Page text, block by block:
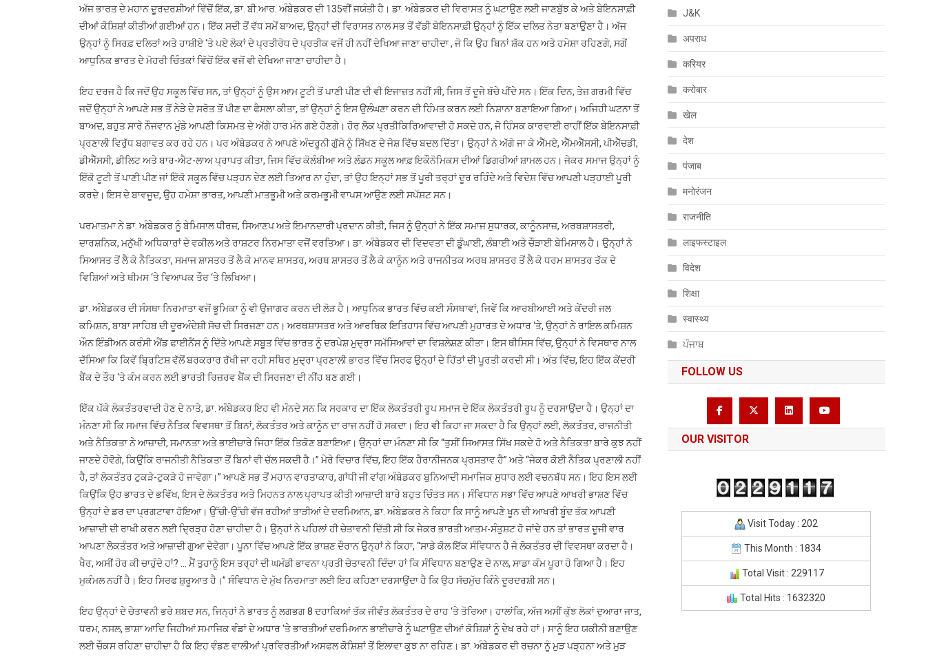
ਭਾਰਤੀ
ਅੰਤਿਮ’:
ਡਾ.
ਦੂਰਦਰਸ਼ੀ
ਸੁਧਾਰਕ*
ਅੱਜ ਭਾਰਤ ਦੇ ਮਹਾਨ ਦੂਰਦਰਸ਼ੀਆਂ ਵਿੱਚੋਂ ਇੱਕ, ਡਾ. ਬੀ.ਆਰ. ਅੰਬੇਡਕਰ ਦੀ 135ਵੀਂ ਜਯੰਤੀ ਹੈ। ਡਾ. ਅੰਬੇਡਕਰ ਦੀ ਵਿਰਾਸਤ ਨੂੰ ਘਟਾਉਣ ਲਈ ਜਾਣਬੁੱਝ ਕੇ ਅਤੇ ਬੇਇਨਸਾਫ਼ੀ
ਦੀਆਂ ਕੋਸ਼ਿਸ਼ਾਂ ਕੀਤੀਆਂ ਗਈਆਂ ਹਨ। ਇੱਕ ਸਦੀ ਤੋਂ ਵੱਧ ਸਮੇਂ ਬਾਅਦ, ਉਨ੍ਹਾਂ ਦੀ ਵਿਰਾਸਤ ਨਾਲ ਸਭ ਤੋਂ ਵੱਡੀ ਬੇਇਨਸਾਫ਼ੀ ਉਨ੍ਹਾਂ ਨੂੰ ਇੱਕ ਦਲਿਤ ਨੇਤਾ ਬਣਾਉਣਾ ਹੈ। ਅੱਜ
ਉਨ੍ਹਾਂ ਨੂੰ ਸਿਰਫ਼ ਦਲਿਤਾਂ ਅਤੇ ਹਾਸ਼ੀਏ ‘ਤੇ ਪਏ ਲੋਕਾਂ ਦੇ ਪ੍ਰਤੀਰੋਧ ਦੇ ਪ੍ਰਤੀਕ ਵਜੋਂ ਹੀ ਨਹੀਂ ਦੇਖਿਆ ਜਾਣਾ ਚਾਹੀਦਾ , ਜੋ ਕਿ ਉਹ ਬਿਨਾਂ ਸ਼ੱਕ ਹਨ ਅਤੇ ਹਮੇਸ਼ਾ ਰਹਿਣਗੇ, ਸਗੋਂ
ਆਧੁਨਿਕ ਭਾਰਤ ਦੇ ਮੋਹਰੀ ਚਿੰਤਕਾਂ ਵਿੱਚੋਂ ਇੱਕ ਵਜੋਂ ਵੀ ਦੇਖਿਆ ਜਾਣਾ ਚਾਹੀਦਾ ਹੈ।
ਇਹ ਦਰਜ ਹੈ ਕਿ ਜਦੋਂ ਉਹ ਸਕੂਲ ਵਿੱਚ ਸਨ, ਤਾਂ ਉਨ੍ਹਾਂ ਨੂੰ ਉਸ ਆਮ ਟੂਟੀ ਤੋਂ ਪਾਣੀ ਪੀਣ ਦੀ ਵੀ ਇਜਾਜ਼ਤ ਨਹੀਂ ਸੀ, ਜਿਸ ਤੋਂ ਦੂਜੇ ਬੱਚੇ ਪੀਂਦੇ ਸਨ। ਇੱਕ ਦਿਨ, ਤੇਜ਼ ਗਰਮੀ ਵਿੱਚ
ਜਦੋਂ ਉਨ੍ਹਾਂ ਨੇ ਆਪਣੇ ਸਭ ਤੋਂ ਨੇੜੇ ਦੇ ਸਰੋਤ ਤੋਂ ਪੀਣ ਦਾ ਫੈਸਲਾ ਕੀਤਾ, ਤਾਂ ਉਨ੍ਹਾਂ ਨੂੰ ਇਸ ਉਲੰਘਣਾ ਕਰਨ ਦੀ ਹਿੰਮਤ ਕਰਨ ਲਈ ਨਿਸ਼ਾਨਾ ਬਣਾਇਆ ਗਿਆ। ਅਜਿਹੀ ਘਟਨਾ ਤੋਂ
ਬਾਅਦ, ਬਹੁਤ ਸਾਰੇ ਨੌਜਵਾਨ ਮੁੰਡੇ ਆਪਣੀ ਕਿਸਮਤ ਦੇ ਅੱਗੇ ਹਾਰ ਮੰਨ ਗਏ ਹੋਣਗੇ। ਹੋਰ ਲੋਕ ਪ੍ਰਤੀਕਿਰਿਆਵਾਦੀ ਹੋ ਸਕਦੇ ਹਨ, ਜੋ ਹਿੰਸਕ ਕਾਰਵਾਈ ਰਾਹੀਂ ਇੱਕ ਬੇਇਨਸਾਫ਼ੀ
ਪ੍ਰਣਾਲੀ ਵਿਰੁੱਧ ਬਗਾਵਤ ਕਰ ਰਹੇ ਹਨ। ਪਰ ਅੰਬੇਡਕਰ ਨੇ ਆਪਣੇ ਅੰਦਰੂਨੀ ਗੁੱਸੇ ਨੂੰ ਸਿੱਖਣ ਦੇ ਜੋਸ਼ ਵਿੱਚ ਬਦਲ ਦਿੱਤਾ। ਉਨ੍ਹਾਂ ਨੇ ਅੱਗੇ ਜਾ ਕੇ ਐੱਮਏ, ਐੱਮਐੱਸਸੀ, ਪੀਐੱਚਡੀ,
ਡੀਐੱਸਸੀ, ਡੀਲਿਟ ਅਤੇ ਬਾਰ-ਐਟ-ਲਾਅ ਪ੍ਰਾਪਤ ਕੀਤਾ, ਜਿਸ ਵਿੱਚ ਕੋਲੰਬੀਆ ਅਤੇ ਲੰਡਨ ਸਕੂਲ ਆਫ਼ ਇਕੌਨੋਮਿਕਸ ਦੀਆਂ ਡਿਗਰੀਆਂ ਸ਼ਾਮਲ ਹਨ। ਜੇਕਰ ਸਮਾਜ ਉਨ੍ਹਾਂ ਨੂੰ
ਇੱਕੋ ਟੂਟੀ ਤੋਂ ਪਾਣੀ ਪੀਣ ਜਾਂ ਇੱਕੋ ਸਕੂਲ ਵਿੱਚ ਪੜ੍ਹਨ ਦੇਣ ਲਈ ਤਿਆਰ ਨਾ ਹੁੰਦਾ, ਤਾਂ ਉਹ ਇਨ੍ਹਾਂ ਸਭ ਤੋਂ ਪੂਰੀ ਤਰ੍ਹਾਂ ਦੂਰ ਰਹਿੰਦੇ ਅਤੇ ਵਿਦੇਸ਼ ਵਿੱਚ ਆਪਣੀ ਪੜ੍ਹਾਈ ਪੂਰੀ
ਕਰਦੇ। ਇਸ ਦੇ ਬਾਵਜੂਦ, ਉਹ ਹਮੇਸ਼ਾ ਭਾਰਤ, ਆਪਣੀ ਮਾਤਭੂਮੀ ਅਤੇ ਕਰਮਭੂਮੀ ਵਾਪਸ ਆਉਣ ਲਈ ਸਪੱਸ਼ਟ ਸਨ।
ਪਰਮਾਤਮਾ ਨੇ ਡਾ. ਅੰਬੇਡਕਰ ਨੂੰ ਬੇਮਿਸਾਲ ਧੀਰਜ, ਸਿਆਣਪ ਅਤੇ ਇਮਾਨਦਾਰੀ ਪ੍ਰਦਾਨ ਕੀਤੀ, ਜਿਸ ਨੂੰ ਉਨ੍ਹਾਂ ਨੇ ਇੱਕ ਸਮਾਜ ਸੁਧਾਰਕ, ਕਾਨੂੰਨਸਾਜ਼, ਅਰਥਸ਼ਾਸਤਰੀ,
ਦਾਰਸ਼ਨਿਕ, ਮਨੁੱਖੀ ਅਧਿਕਾਰਾਂ ਦੇ ਵਕੀਲ ਅਤੇ ਰਾਸ਼ਟਰ ਨਿਰਮਾਤਾ ਵਜੋਂ ਵਰਤਿਆ। ਡਾ. ਅੰਬੇਡਕਰ ਦੀ ਵਿਦਵਤਾ ਦੀ ਡੂੰਘਾਈ, ਲੰਬਾਈ ਅਤੇ ਚੌੜਾਈ ਬੇਮਿਸਾਲ ਹੈ। ਉਨ੍ਹਾਂ ਨੇ
ਸਿਆਸਤ ਤੋਂ ਲੈ ਕੇ ਨੈਤਿਕਤਾ, ਸਮਾਜ ਸ਼ਾਸਤਰ ਤੋਂ ਲੈ ਕੇ ਮਾਨਵ ਸ਼ਾਸਤਰ, ਅਰਥ ਸ਼ਾਸਤਰ ਤੋਂ ਲੈ ਕੇ ਕਾਨੂੰਨ ਅਤੇ ਰਾਜਨੀਤਕ ਅਰਥ ਸ਼ਾਸਤਰ ਤੋਂ ਲੈ ਕੇ ਧਰਮ ਸ਼ਾਸਤਰ ਤੱਕ ਦੇ
ਵਿਸ਼ਿਆਂ ਅਤੇ ਥੀਮਸ ‘ਤੇ ਵਿਆਪਕ ਤੌਰ ‘ਤੇ ਲਿਖਿਆ।
ਡਾ. ਅੰਬੇਡਕਰ ਦੀ ਸੰਸਥਾ ਨਿਰਮਾਤਾ ਵਜੋਂ ਭੂਮਿਕਾ ਨੂੰ ਵੀ ਉਜਾਗਰ ਕਰਨ ਦੀ ਲੋੜ ਹੈ। ਆਧੁਨਿਕ ਭਾਰਤ ਵਿੱਚ ਕਈ ਸੰਸਥਾਵਾਂ, ਜਿਵੇਂ ਕਿ ਆਰਬੀਆਈ ਅਤੇ ਕੇਂਦਰੀ ਜਲ
ਕਮਿਸ਼ਨ, ਬਾਬਾ ਸਾਹਿਬ ਦੀ ਦੂਰਅੰਦੇਸ਼ੀ ਸੋਚ ਦੀ ਸਿਰਜਣਾ ਹਨ। ਅਰਥਸ਼ਾਸਤਰ ਅਤੇ ਆਰਥਿਕ ਇਤਿਹਾਸ ਵਿੱਚ ਆਪਣੀ ਮੁਹਾਰਤ ਦੇ ਅਧਾਰ ‘ਤੇ, ਉਨ੍ਹਾਂ ਨੇ ਰਾਇਲ ਕਮਿਸ਼ਨ
ਔਨ ਇੰਡੀਅਨ ਕਰੰਸੀ ਐਂਡ ਫਾਈਨੈਂਸ ਨੂੰ ਦਿੱਤੇ ਆਪਣੇ ਸਬੂਤ ਵਿੱਚ ਭਾਰਤ ਨੂੰ ਦਰਪੇਸ਼ ਮੁਦ੍ਰਾ ਸਮੱਸਿਆਵਾਂ ਦਾ ਵਿਸ਼ਲੇਸ਼ਣ ਕੀਤਾ। ਇਸ ਥੀਸਿਸ ਵਿੱਚ, ਉਨ੍ਹਾਂ ਨੇ ਵਿਸਥਾਰ ਨਾਲ
ਦੱਸਿਆ ਕਿ ਕਿਵੇਂ ਬ੍ਰਿਟਿਸ਼ ਵੱਲੋਂ ਬਰਕਰਾਰ ਰੱਖੀ ਜਾ ਰਹੀ ਸਥਿਰ ਮੁਦ੍ਰਾ ਪ੍ਰਣਾਲੀ ਭਾਰਤ ਵਿੱਚ ਸਿਰਫ ਉਨ੍ਹਾਂ ਦੇ ਹਿੱਤਾਂ ਦੀ ਪੂਰਤੀ ਕਰਦੀ ਸੀ। ਅੰਤ ਵਿੱਚ, ਇਹ ਇੱਕ ਕੇਂਦਰੀ
ਬੈਂਕ ਦੇ ਤੌਰ ‘ਤੇ ਕੰਮ ਕਰਨ ਲਈ ਭਾਰਤੀ ਰਿਜ਼ਰਵ ਬੈਂਕ ਦੀ ਸਿਰਜਣਾ ਦੀ ਨੀਂਹ ਬਣ ਗਈ।
ਇੱਕ ਪੱਕੇ ਲੋਕਤੰਤਰਵਾਦੀ ਹੋਣ ਦੇ ਨਾਤੇ, ਡਾ. ਅੰਬੇਡਕਰ ਇਹ ਵੀ ਮੰਨਦੇ ਸਨ ਕਿ ਸਰਕਾਰ ਦਾ ਇੱਕ ਲੋਕਤੰਤਰੀ ਰੂਪ ਸਮਾਜ ਦੇ ਇੱਕ ਲੋਕਤੰਤਰੀ ਰੂਪ ਨੂੰ ਦਰਸਾਉਂਦਾ ਹੈ। ਉਨ੍ਹਾਂ ਦਾ
ਮੰਨਣਾ ਸੀ ਕਿ ਸਮਾਜ ਵਿੱਚ ਨੈਤਿਕ ਵਿਵਸਥਾ ਤੋਂ ਬਿਨਾਂ, ਲੋਕਤੰਤਰ ਅਤੇ ਕਾਨੂੰਨ ਦਾ ਰਾਜ ਨਹੀਂ ਹੋ ਸਕਦਾ। ਇਹ ਵੀ ਕਿਹਾ ਜਾ ਸਕਦਾ ਹੈ ਕਿ ਉਨ੍ਹਾਂ ਲਈ, ਲੋਕਤੰਤਰ, ਰਾਜਨੀਤੀ
ਅਤੇ ਨੈਤਿਕਤਾ ਨੇ ਆਜ਼ਾਦੀ, ਸਮਾਨਤਾ ਅਤੇ ਭਾਈਚਾਰੇ ਜਿਹਾ ਇੱਕ ਤਿਕੋਣ ਬਣਾਇਆ। ਉਨ੍ਹਾਂ ਦਾ ਮੰਨਣਾ ਸੀ ਕਿ “ਤੁਸੀਂ ਸਿਆਸਤ ਸਿੱਖ ਸਕਦੇ ਹੋ ਅਤੇ ਨੈਤਿਕਤਾ ਬਾਰੇ ਕੁਝ ਨਹੀਂ
ਜਾਣਦੇ ਹੋਵੋਗੇ, ਕਿਉਂਕਿ ਰਾਜਨੀਤੀ ਨੈਤਿਕਤਾ ਤੋਂ ਬਿਨਾਂ ਵੀ ਚੱਲ ਸਕਦੀ ਹੈ।” ਮੇਰੇ ਵਿਚਾਰ ਵਿੱਚ, ਇਹ ਇੱਕ ਹੈਰਾਨੀਜਨਕ ਪ੍ਰਸਤਾਵ ਹੈ” ਅਤੇ “ਜੇਕਰ ਕੋਈ ਨੈਤਿਕ ਪ੍ਰਣਾਲੀ ਨਹੀਂ
ਹੈ, ਤਾਂ ਲੋਕਤੰਤਰ ਟੁਕੜੇ-ਟੁਕੜੇ ਹੋ ਜਾਵੇਗਾ।” ਆਪਣੇ ਸਭ ਤੋਂ ਮਹਾਨ ਵਾਰਤਾਕਾਰ, ਗਾਂਧੀ ਜੀ ਵਾਂਗ ਅੰਬੇਡਕਰ ਬੁਨਿਆਦੀ ਸਮਾਜਿਕ ਸੁਧਾਰ ਲਈ ਵਚਨਬੱਧ ਸਨ। ਇਹ ਇਸ ਲਈ
ਕਿਉਂਕਿ ਉਹ ਭਾਰਤ ਦੇ ਭਵਿੱਖ, ਇਸ ਦੇ ਲੋਕਤੰਤਰ ਅਤੇ ਮਿਹਨਤ ਨਾਲ ਪ੍ਰਾਪਤ ਕੀਤੀ ਆਜ਼ਾਦੀ ਬਾਰੇ ਬਹੁਤ ਚਿੰਤਤ ਸਨ। ਸੰਵਿਧਾਨ ਸਭਾ ਵਿੱਚ ਆਪਣੇ ਆਖਰੀ ਭਾਸ਼ਣ ਵਿੱਚ
ਉਨ੍ਹਾਂ ਦੇ ਡਰ ਦਾ ਪ੍ਰਗਟਾਵਾ ਹੋਇਆ। ਉੱਚੀ-ਉੱਚੀ ਵੱਜ ਰਹੀਆਂ ਤਾੜੀਆਂ ਦੇ ਦਰਮਿਆਨ, ਡਾ. ਅੰਬੇਡਕਰ ਨੇ ਕਿਹਾ ਕਿ ਸਾਨੂੰ ਆਪਣੇ ਖੂਨ ਦੀ ਆਖਰੀ ਬੂੰਦ ਤੱਕ ਆਪਣੀ
ਆਜ਼ਾਦੀ ਦੀ ਰਾਖੀ ਕਰਨ ਲਈ ਦ੍ਰਿੜ੍ਹ ਹੋਣਾ ਚਾਹੀਦਾ ਹੈ। ਉਨ੍ਹਾਂ ਨੇ ਪਹਿਲਾਂ ਹੀ ਚੇਤਾਵਨੀ ਦਿੱਤੀ ਸੀ ਕਿ ਜੇਕਰ ਭਾਰਤੀ ਆਤਮ-ਸੰਤੁਸ਼ਟ ਹੋ ਜਾਂਦੇ ਹਨ ਤਾਂ ਭਾਰਤ ਦੂਜੀ ਵਾਰ
ਆਪਣਾ ਲੋਕਤੰਤਰ ਅਤੇ ਆਜ਼ਾਦੀ ਗੁਆ ਦੇਵੇਗਾ। ਪੂਨਾ ਵਿੱਚ ਆਪਣੇ ਇੱਕ ਭਾਸ਼ਣ ਦੌਰਾਨ ਉਨ੍ਹਾਂ ਨੇ ਕਿਹਾ, “ਸਾਡੇ ਕੋਲ ਇੱਕ ਸੰਵਿਧਾਨ ਹੈ ਜੋ ਲੋਕਤੰਤਰ ਦੀ ਵਿਵਸਥਾ ਕਰਦਾ ਹੈ।
ਖੈਰ, ਅਸੀਂ ਹੋਰ ਕੀ ਚਾਹੁੰਦੇ ਹਾਂ? … ਮੈਂ ਤੁਹਾਨੂੰ ਇਸ ਤਰ੍ਹਾਂ ਦੀ ਘਮੰਡੀ ਭਾਵਨਾ ਪ੍ਰਤੀ ਚੇਤਾਵਨੀ ਦਿੰਦਾ ਹਾਂ ਕਿ ਸੰਵਿਧਾਨ ਬਣਾਉਣ ਦੇ ਨਾਲ, ਸਾਡਾ ਕੰਮ ਪੂਰਾ ਹੋ ਗਿਆ ਹੈ। ਇਹ
ਮੁਕੰਮਲ ਨਹੀਂ ਹੈ। ਇਹ ਸਿਰਫ ਸ਼ੁਰੂਆਤ ਹੈ।” ਸੰਵਿਧਾਨ ਦੇ ਮੁੱਖ ਨਿਰਮਾਤਾ ਲਈ ਇਹ ਕਹਿਣਾ ਦਰਸਾਉਂਦਾ ਹੈ ਕਿ ਉਹ ਸੱਚਮੁੱਚ ਕਿੰਨੇ ਦੂਰਦਰਸ਼ੀ ਸਨ।
ਇਹ ਉਨ੍ਹਾਂ ਦੇ ਚੇਤਾਵਨੀ ਭਰੇ ਸ਼ਬਦ ਸਨ, ਜਿਨ੍ਹਾਂ ਨੇ ਭਾਰਤ ਨੂੰ ਲਗਭਗ 8 ਦਹਾਕਿਆਂ ਤੱਕ ਜੀਵੰਤ ਲੋਕਤੰਤਰ ਦੇ ਰਾਹ ‘ਤੇ ਤੋਰਿਆ। ਹਾਲਾਂਕਿ, ਅੱਜ ਅਸੀਂ ਕੁੱਝ ਲੋਕਾਂ ਦੁਆਰਾ ਜਾਤ,
ਧਰਮ, ਨਸਲ, ਭਾਸ਼ਾ ਆਦਿ ਜਿਹੀਆਂ ਸਮਾਜਿਕ ਵੰਡਾਂ ਦੇ ਅਧਾਰ ‘ਤੇ ਭਾਰਤੀਆਂ ਦਰਮਿਆਨ ਭਾਈਚਾਰੇ ਨੂੰ ਘਟਾਉਣ ਦੀਆਂ ਕੋਸ਼ਿਸ਼ਾਂ ਨੂੰ ਦੇਖ ਰਹੇ ਹਾਂ। ਸਾਨੂੰ ਇਹ ਯਕੀਨੀ ਬਣਾਉਣ
ਲਈ ਚੌਕਸ ਰਹਿਣਾ ਚਾਹੀਦਾ ਹੈ ਕਿ ਇਹ ਵੰਡਣ ਵਾਲੀਆਂ ਪ੍ਰਵਿਰਤੀਆਂ ਅਸਫਲ ਕੋਸ਼ਿਸ਼ਾਂ ਤੋਂ ਇਲਾਵਾ ਕੁਝ ਨਾ ਰਹਿਣ। ਡਾ. ਅੰਬੇਡਕਰ ਦੀ ਰਚਨਾ ਨੂੰ ਮੁੜ ਪੜ੍ਹਨਾ ਅਤੇ ਮੁੜ
J&K
अपराध
करियर
करोबार
खेल
देश
पंजाब
मनोरंजन
राजनीति
लाइफस्टाइल
विदेश
शिक्षा
स्वास्थ्य
ਪੰਜਾਬ
FOLLOW US
OUR VISITOR
Visit Today : 202
This Month : 1834
Total Visit : 229117
Total Hits : 1632320